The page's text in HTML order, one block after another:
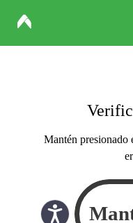
Mantén presionado